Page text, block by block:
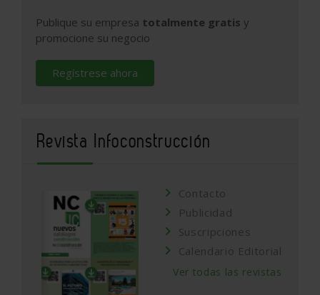
Publique su empresa totalmente gratis y
promocione su negocio
Regístrese ahora
Revista Infoconstrucción
Contacto
Publicidad
Suscripciones
Calendario Editorial
Ver todas las revistas